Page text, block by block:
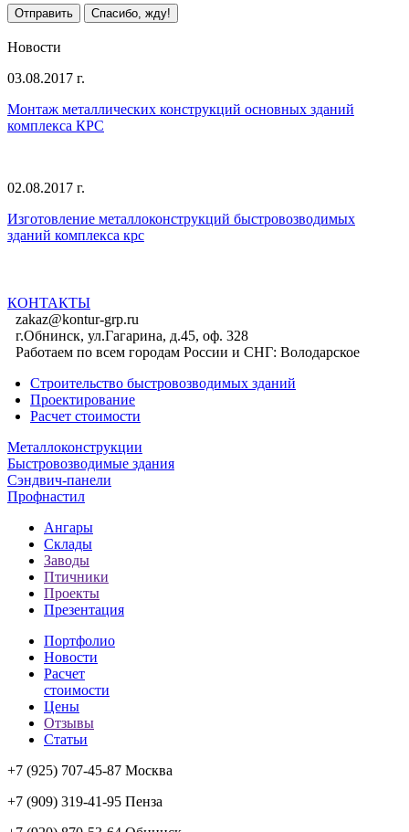
Отправить Спасибо, жду!
Новости
03.08.2017 г.
Монтаж металлических конструкций основных зданий
комплекса КРС
02.08.2017 г.
Изготовление металлоконструкций быстровозводимых
зданий комплекса крс
КОНТАКТЫ
zakaz@kontur-grp.ru
г.Обнинск, ул.Гагарина, д.45, оф. 328
Работаем по всем городам России и СНГ: Володарское
Строительство быстровозводимых зданий
Проектирование
Расчет стоимости
Металлоконструкции
Быстровозводимые здания
Сэндвич-панели
Профнастил
Ангары
Склады
Заводы
Птичники
Проекты
Презентация
Портфолио
Новости
Расчет
стоимости
Цены
Отзывы
Статьи
+7 (925) 707-45-87 Москва
+7 (909) 319-41-95 Пенза